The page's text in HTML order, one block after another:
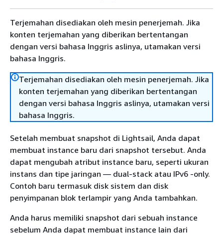
Terjemahan disediakan oleh mesin penerjemah. Jika
konten terjemahan yang diberikan bertentangan
dengan versi bahasa Inggris aslinya, utamakan versi
bahasa Inggris.
Terjemahan disediakan oleh mesin penerjemah. Jika
konten terjemahan yang diberikan bertentangan
dengan versi bahasa Inggris aslinya, utamakan versi
bahasa Inggris.
Setelah membuat snapshot di Lightsail, Anda dapat
membuat instance baru dari snapshot tersebut. Anda
dapat mengubah atribut instance baru, seperti ukuran
instans dan tipe jaringan — dual-stack atau IPv6 -only.
Contoh baru termasuk disk sistem dan disk
penyimpanan blok terlampir yang Anda tambahkan.
Anda harus memiliki snapshot dari sebuah instance
sebelum Anda dapat membuat instance lain dari